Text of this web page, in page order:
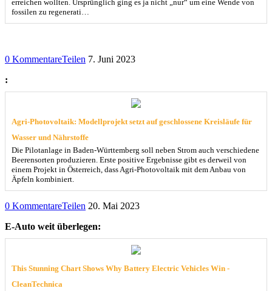
erreichen wollten. Ursprünglich ging es ja nicht „nur“ um eine Wende von
fossilen zu regenerati…
0 KommentareTeilen 7. Juni 2023
:
Agri-Photovoltaik: Modellprojekt setzt auf geschlossene Kreisläufe für
Wasser und Nährstoffe
Die Pilotanlage in Baden-Württemberg soll neben Strom auch verschiedene
Beerensorten produzieren. Erste positive Ergebnisse gibt es derweil von
einem Projekt in Österreich, dass Agri-Photovoltaik mit dem Anbau von
Äpfeln kombiniert.
0 KommentareTeilen 20. Mai 2023
E-Auto weit überlegen:
This Stunning Chart Shows Why Battery Electric Vehicles Win -
CleanTechnica